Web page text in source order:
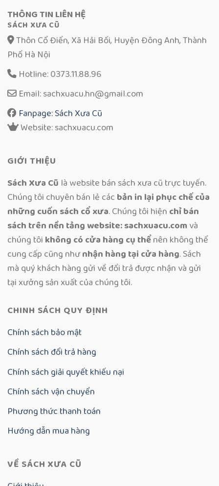
THÔNG TIN LIÊN HỆ
SÁCH XƯA CŨ
Thôn Cổ Điển, Xã Hải Bối, Huyện Đông Anh, Thành
Phố Hà Nội
Hotline: 0373.11.88.96
Email: sachxuacu.hn@gmail.com
Fanpage: Sách Xưa Cũ
Website: sachxuacu.com
GIỚI THIỆU
Sách Xưa Cũ là website bán sách xưa cũ trực tuyến.
Chúng tôi chuyên bán lẻ các bản in lại phục chế của
những cuốn sách cổ xưa. Chúng tôi hiện chỉ bán
sách trên nền tảng website: sachxuacu.comvà
chúng tôi không có cửa hàng cụ thểnên không thể
cung cấp cũng nhưnhận hàng tại cửa hàng. Sách
mà quý khách hàng gửi về đổi trả được nhận và gửi
tại xưởng sản xuất của chúng tôi.
CHINH SÁCH QUY ĐỊNH
Chính sách bảo mật
Chính sách đổi trả hàng
Chính sách giải quyết khiếu nại
Chính sách vận chuyển
Phương thức thanh toán
Hướng dẫn mua hàng
VỀ SÁCH XƯA CŨ